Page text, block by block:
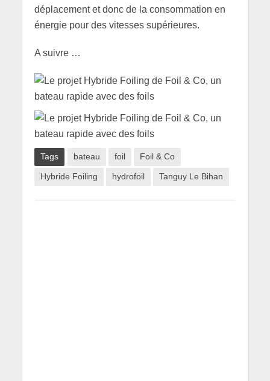
déplacement et donc de la consommation en
énergie pour des vitesses supérieures.
A suivre …
Tags bateau foil Foil & Co
Hybride Foiling hydrofoil Tanguy Le Bihan